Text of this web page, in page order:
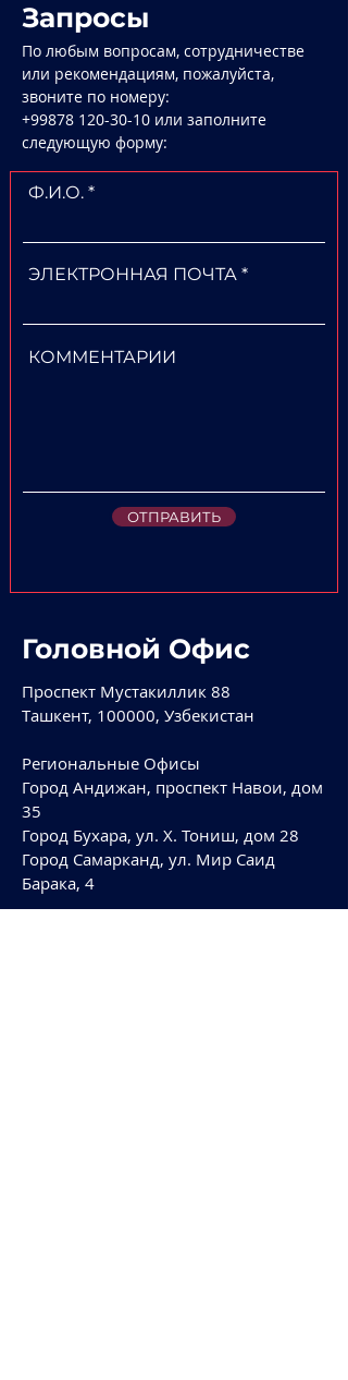
Запросы
Головной Офис
Ф.И.О.
ЭЛЕКТРОННАЯ ПОЧТА
КОММЕНТАРИИ
ОТПРАВИТЬ
По любым вопросам, сотрудничестве
или рекомендациям, пожалуйста,
звоните по номеру:
+99878 120-30-10 или заполните
следующую форму:
Проспект Мустакиллик 88
Ташкент, 100000, Узбекистан
Региональные Офисы
Город Андижан, проспект Навои, дом
35
Город Бухара, ул. Х. Тониш, дом 28
Город Самарканд, ул. Мир Саид
Барака, 4